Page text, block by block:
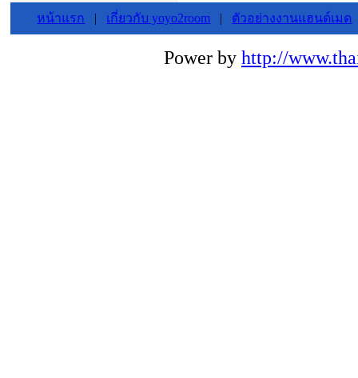
หน้าแรก | เกี่ยวกับ yoyo2room | ตัวอย่างงานแฮนด์เมด
Power by http://